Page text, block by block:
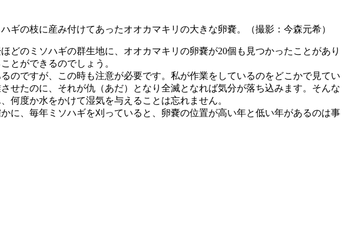
ハギの枝に産み付けてあったオオカマキリの大きな卵嚢。（撮影：今森元希）
のミソハギの群生地に、オオカマキリの卵嚢が20個も見つかったことがあり
とができるのでしょう。
ですが、この時も注意が必要です。私が作業をしているのをどこかで見てい
せたのに、それが仇（あだ）となり全滅となれば気分が落ち込みます。そんな
何度か水をかけて湿気を与えることは忘れません。
、毎年ミソハギを刈っていると、卵嚢の位置が高い年と低い年があるのは事